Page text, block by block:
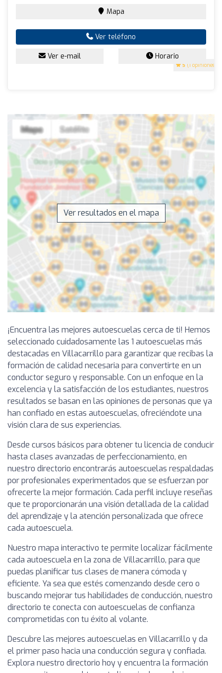
5 (1 opiniones)
Mapa
Ver teléfono
Ver e-mail Horario
Ver resultados en el mapa
¡Encuentra las mejores autoescuelas cerca de ti! Hemos
seleccionado cuidadosamente las 1 autoescuelas más
destacadas en Villacarrillo para garantizar que recibas la
formación de calidad necesaria para convertirte en un
conductor seguro y responsable. Con un enfoque en la
excelencia y la satisfacción de los estudiantes, nuestros
resultados se basan en las opiniones de personas que ya
han confiado en estas autoescuelas, ofreciéndote una
visión clara de sus experiencias.
Desde cursos básicos para obtener tu licencia de conducir
hasta clases avanzadas de perfeccionamiento, en
nuestro directorio encontrarás autoescuelas respaldadas
por profesionales experimentados que se esfuerzan por
ofrecerte la mejor formación. Cada perfil incluye reseñas
que te proporcionarán una visión detallada de la calidad
del aprendizaje y la atención personalizada que ofrece
cada autoescuela.
Nuestro mapa interactivo te permite localizar fácilmente
cada autoescuela en la zona de Villacarrillo, para que
puedas planificar tus clases de manera cómoda y
eficiente. Ya sea que estés comenzando desde cero o
buscando mejorar tus habilidades de conducción, nuestro
directorio te conecta con autoescuelas de confianza
comprometidas con tu éxito al volante.
Descubre las mejores autoescuelas en Villacarrillo y da
el primer paso hacia una conducción segura y confiada.
Explora nuestro directorio hoy y encuentra la formación